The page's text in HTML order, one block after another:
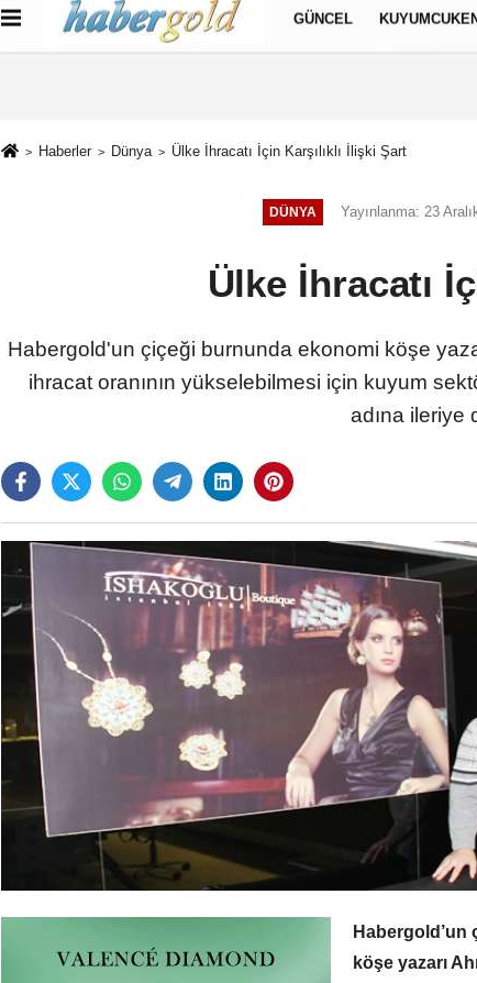
Türkçe English العربيةGÜNCEL
Haberler Dünya Ülke İhracatı İçin Karşılıklı İlişki Şart
DÜNYA Yayınlanma: 23
Ülke İhracatı
Habergold'un çiçeği burnunda ekonomi köşe
ihracat oranının yükselebilmesi için kuyum
adına ileriye
köşe yazarı